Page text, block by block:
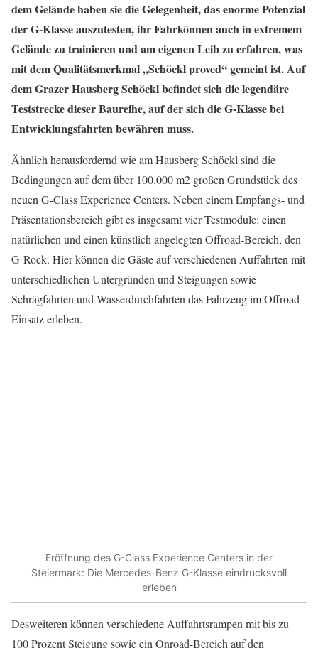
dem Gelände haben sie die Gelegenheit, das enorme Potenzial
der G-Klasse auszutesten, ihr Fahrkönnen auch in extremem
Gelände zu trainieren und am eigenen Leib zu erfahren, was
mit dem Qualitätsmerkmal „Schöckl proved“ gemeint ist. Auf
dem Grazer Hausberg Schöckl befindet sich die legendäre
Teststrecke dieser Baureihe, auf der sich die G-Klasse bei
Entwicklungsfahrten bewähren muss.
Ähnlich herausfordernd wie am Hausberg Schöckl sind die
Bedingungen auf dem über 100.000 m2 großen Grundstück des
neuen G-Class Experience Centers. Neben einem Empfangs- und
Präsentationsbereich gibt es insgesamt vier Testmodule: einen
natürlichen und einen künstlich angelegten Offroad-Bereich, den
G-Rock. Hier können die Gäste auf verschiedenen Auffahrten mit
unterschiedlichen Untergründen und Steigungen sowie
Schrägfahrten und Wasserdurchfahrten das Fahrzeug im Offroad-
Einsatz erleben.
Eröffnung des G-Class Experience Centers in der
Steiermark: Die Mercedes-Benz G-Klasse eindrucksvoll
erleben
Desweiteren können verschiedene Auffahrtsrampen mit bis zu
100 Prozent Steigung sowie ein Onroad-Bereich auf den